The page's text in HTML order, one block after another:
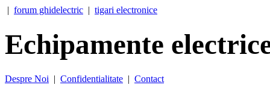
| forum ghidelectric | tigari electronice
Echipamente
Despre Noi | Confidentialitate | Contact